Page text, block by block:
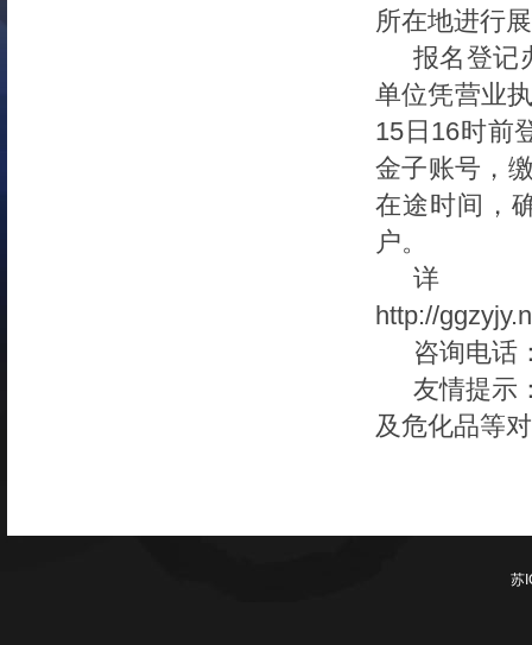
所在地进行
报名登记
单位凭营业
15日16时前
金子账号，
在途时间，
户。
http://
咨询电话
友情提示
及危化品等
苏